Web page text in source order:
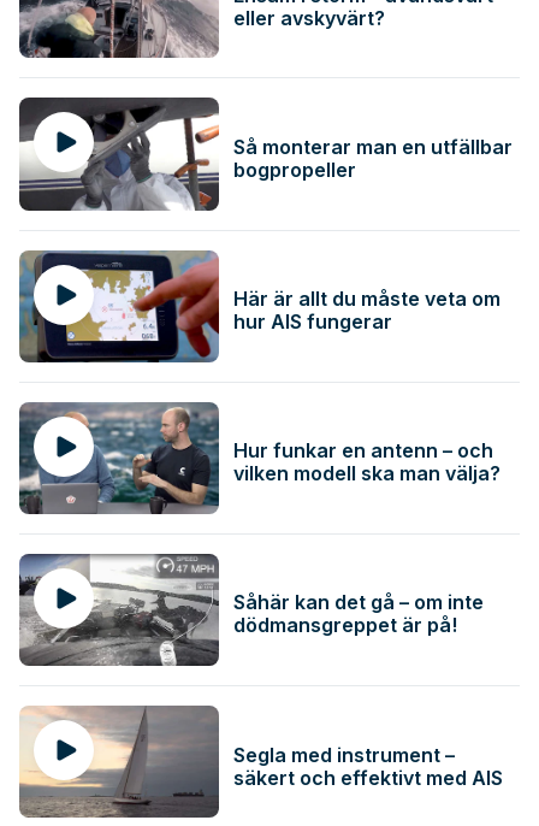
eller avskyvärt?
Så monterar man en utfällbar
bogpropeller
Här är allt du måste veta om
hur AIS fungerar
Hur funkar en antenn – och
vilken modell ska man välja?
Såhär kan det gå – om inte
dödmansgreppet är på!
Segla med instrument –
säkert och effektivt med AIS